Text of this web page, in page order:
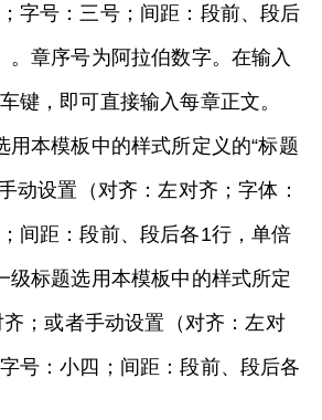
字号：三号；间距：段前、段后
。章序号为阿拉伯数字。在输入
键，即可直接输入每章正文。
用本模板中的样式所定义的“标题
动设置（对齐：左对齐；字体：
间距：段前、段后各1行，单倍
级标题选用本模板中的样式所定
齐；或者手动设置（对齐：左对
号：小四；间距：段前、段后各